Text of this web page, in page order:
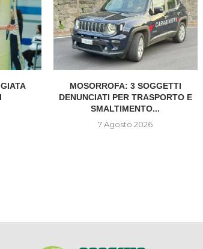
MOSORROFA: 3 SOGGETTI
DENUNCIATI PER TRASPORTO E
SMALTIMENTO...
7 Agosto 2026